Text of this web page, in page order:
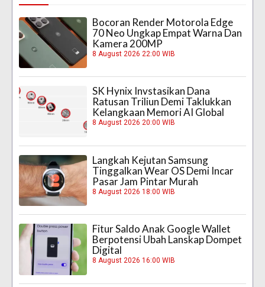
Bocoran Render Motorola Edge
70 Neo Ungkap Empat Warna Dan
Kamera 200MP
8 August 2026 22:00 WIB
SK Hynix Invstasikan Dana
Ratusan Triliun Demi Taklukkan
Kelangkaan Memori AI Global
8 August 2026 20:00 WIB
Langkah Kejutan Samsung
Tinggalkan Wear OS Demi Incar
Pasar Jam Pintar Murah
8 August 2026 18:00 WIB
Fitur Saldo Anak Google Wallet
Berpotensi Ubah Lanskap Dompet
Digital
8 August 2026 16:00 WIB